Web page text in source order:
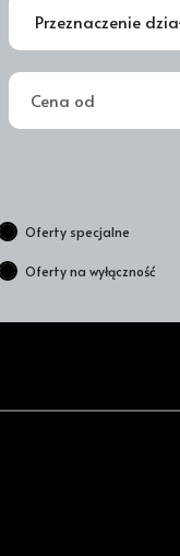
Oferty specjalne
Oferty na wyłączność